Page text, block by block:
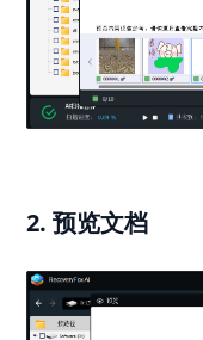
2. 预览文档